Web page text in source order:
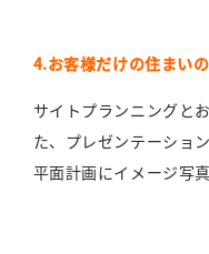
4.お客様だけの住まい
サイトプランニングと
た、プレゼンテーショ
平面計画にイメージ写